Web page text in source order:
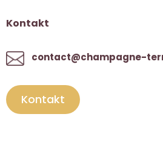
Kontakt
contact@champagne-
Kontakt